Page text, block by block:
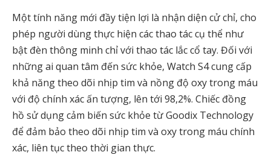
Một tính năng mới đầy tiện lợi là nhận diện cử chỉ, cho
phép người dùng thực hiện các thao tác cụ thể như
bật đèn thông minh chỉ với thao tác lắc cổ tay. Đối với
những ai quan tâm đến sức khỏe, Watch S4 cung cấp
khả năng theo dõi nhịp tim và nồng độ oxy trong máu
với độ chính xác ấn tượng, lên tới 98,2%. Chiếc đồng
hồ sử dụng cảm biến sức khỏe từ Goodix Technology
để đảm bảo theo dõi nhịp tim và oxy trong máu chính
xác, liên tục theo thời gian thực.